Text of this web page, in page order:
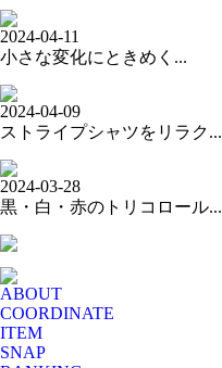
2024-04-11
小さな変化にときめく...
2024-04-09
ストライプシャツをリラク...
2024-03-28
黒・白・赤のトリコロール...
ABOUT
COORDINATE
ITEM
SNAP